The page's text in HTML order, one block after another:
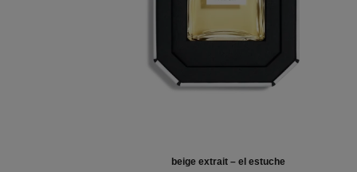
beige extrait – el estuche